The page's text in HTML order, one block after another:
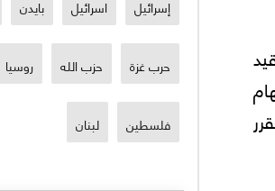
إسرائيل اسرائيل بايدن
حرب غزة حزب الله روسيا
فلسطين لبنان